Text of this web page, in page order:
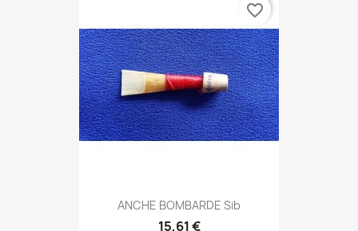
ANCHE BOMBARDE Sib
15,61 €
favorite_border